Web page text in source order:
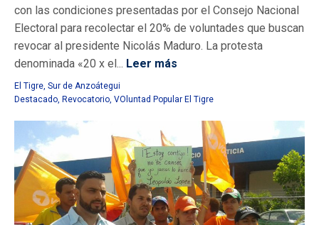
con las condiciones presentadas por el Consejo Nacional
Electoral para recolectar el 20% de voluntades que buscan
revocar al presidente Nicolás Maduro. La protesta
denominada «20 x el... Leer más
El Tigre Sur de Anzoátegui
Destacado Revocatorio VOluntad Popular El Tigre